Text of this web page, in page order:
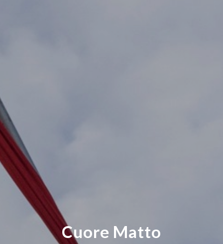
Cuore Matto